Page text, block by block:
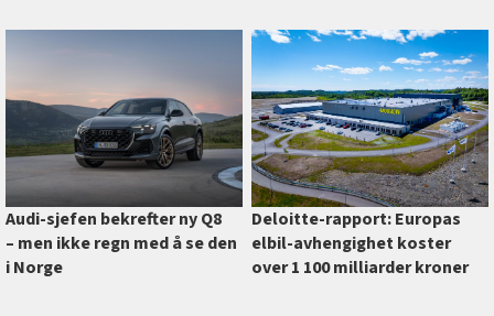
Audi-sjefen bekrefter ny Q8
–⁠ men ikke regn med å se den
i Norge
Deloitte-rapport: Europas
elbil-avhengighet koster
over 1 100 milliarder kroner